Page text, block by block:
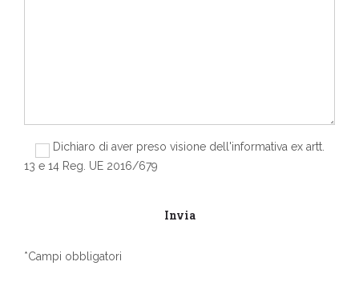
Dichiaro di aver preso visione dell'informativa ex artt.
13 e 14 Reg. UE 2016/679
*Campi obbligatori